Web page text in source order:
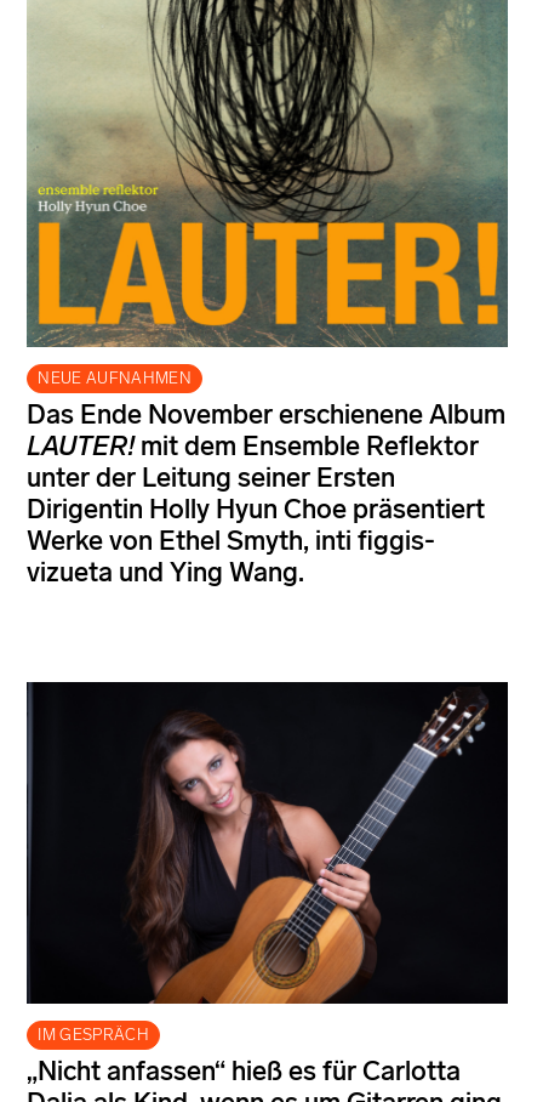
NEUE AUFNAHMEN
Das Ende November erschienene Album
LAUTER!mit dem Ensemble Reflektor
unter der Leitung seiner Ersten
Dirigentin Holly Hyun Choe präsentiert
Werke von Ethel Smyth, inti figgis-
vizueta und Ying Wang.
IM GESPRÄCH
„Nicht anfassen“ hieß es für Carlotta